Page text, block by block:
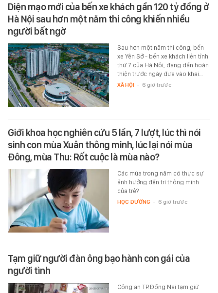
Diện mạo mới của bến xe khách gần 120 tỷ đồng ở
Hà Nội sau hơn một năm thi công khiến nhiều
người bất ngờ
Sau hơn một năm thi công, bến
xe Yên Sở - bến xe khách liên tỉnh
thứ 7 của Hà Nội, đang dần hoàn
thiện trước ngày đưa vào khai…
XÃ HỘI - 6 giờ trước
Giới khoa học nghiên cứu 5 lần, 7 lượt, lúc thì nói
sinh con mùa Xuân thông minh, lúc lại nói mùa
Đông, mùa Thu: Rốt cuộc là mùa nào?
Các mùa trong năm có thực sự
ảnh hưởng đến trí thông minh
của trẻ?
HỌC ĐƯỜNG - 6 giờ trước
Tạm giữ người đàn ông bạo hành con gái của
người tình
Công an TP.Đồng Nai tạm giữ